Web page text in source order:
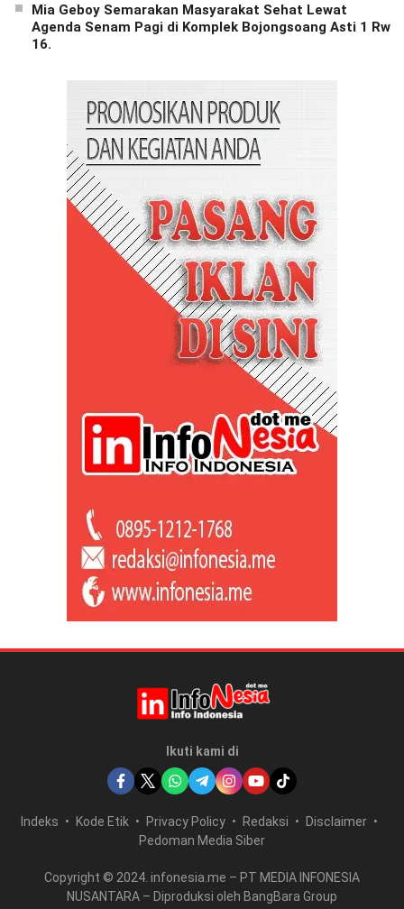
Mia Geboy Semarakan Masyarakat Sehat Lewat
Agenda Senam Pagi di Komplek Bojongsoang Asti 1 Rw
16.
Ikuti kami di
Indeks Kode Etik Privacy Policy Redaksi
Disclaimer
Pedoman Media Siber
Copyright © 2024. infonesia.me – PT MEDIA INFONESIA
NUSANTARA – Diproduksi oleh BangBara Group